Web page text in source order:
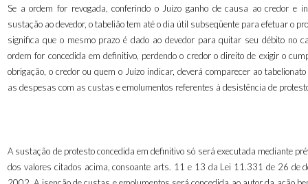
Se a ordem for revogada, conferindo o Juízo ganho de causa ao credor e
sustação ao devedor, o tabelião tem até o dia útil subseqüente para efetuar o
significa que o mesmo prazo é dado ao devedor para quitar seu débito no
ordem for concedida em definitivo, perdendo o credor o direito de exigir o
obrigação, o credor ou quem o Juízo indicar, deverá comparecer ao
as despesas com as custas e emolumentos referentes à desistência de
A sustação de protesto concedida em definitivo só será executada mediante
dos valores citados acima, consoante arts. 11 e 13 da Lei 11.331 de 26 de